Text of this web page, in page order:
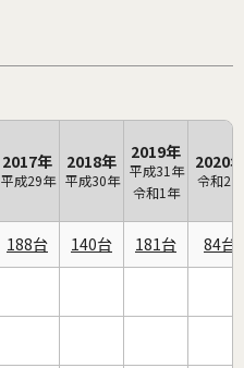
2017年
平成29年
2018年
平成30年
2019年
平成31年
令和1年
2020年
令和2年
188 140 181 84